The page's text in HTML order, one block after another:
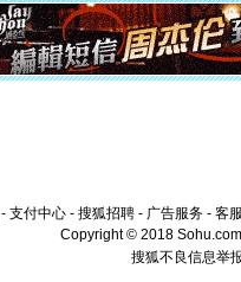
[元旦]如
起；二是
离。水晶
[元旦]当
片叶子是
送你一棵
- 支付中心 - 搜狐招聘 - 广告服务 - 客
Copyright © 2018
搜狐不良信息举